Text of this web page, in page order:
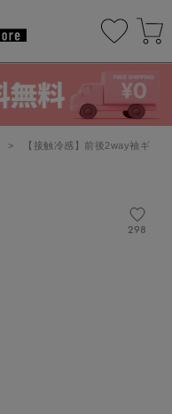
>
【接触冷感】前後2way袖ギ
298